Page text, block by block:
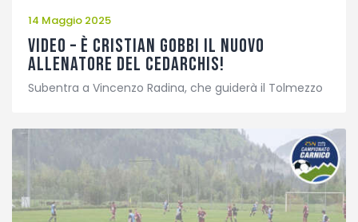
14 Maggio 2025
VIDEO – È Cristian Gobbi il nuovo
allenatore del Cedarchis!
Subentra a Vincenzo Radina, che guiderà il Tolmezzo